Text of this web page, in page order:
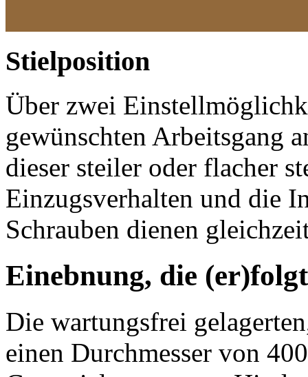
Stielposition
Über zwei
gewünschten Arbeitsgang
dieser steiler oder flacher
Einzugsverhalten und die
Schrauben dienen
Einebnung, die (er)folgt
Die wartungsfrei
einen Durchmesser von